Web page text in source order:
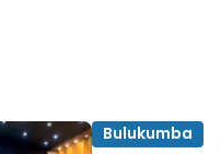
Bulukumba